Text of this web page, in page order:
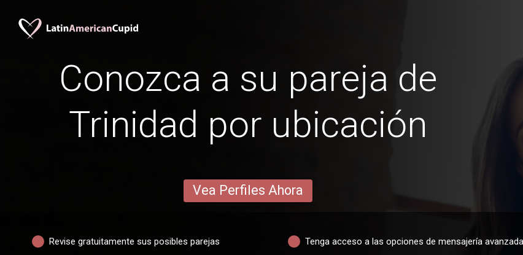
Conozca a su pareja de
Trinidad por ubicación
Vea Perfiles Ahora
Revise gratuitamente sus posibles parejas Tenga acceso a las opciones de mensajería avanzada